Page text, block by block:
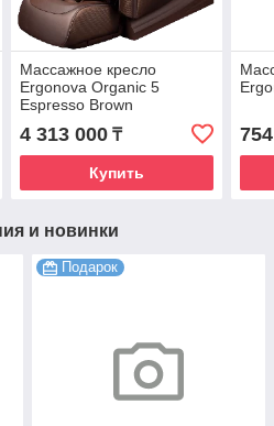
Массажное кресло
Ergonova Organic 5
Espresso Brown
4 313 000₸
Купить
и новинки
Подарок